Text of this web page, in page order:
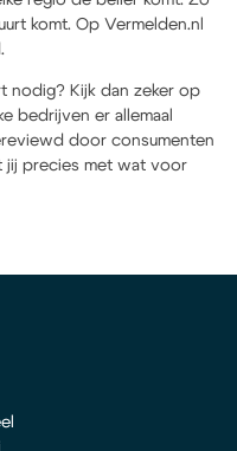
komt. Op Vermelden.nl
nodig? Kijk dan zeker op
bedrijven er allemaal
door consumenten
jij precies met wat voor